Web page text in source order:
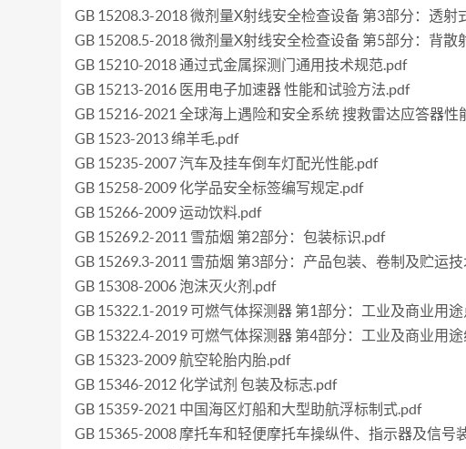
GB 15208.3-2018 微剂量X射线安全检查设备 第3部分：透射
GB 15208.5-2018 微剂量X射线安全检查设备 第5部分：背散
GB 15210-2018 通过式金属探测门通用技术规范.pdf
GB 15213-2016 医用电子加速器 性能和试验方法.pdf
GB 15216-2021 全球海上遇险和安全系统 搜救雷达应答器性
GB 1523-2013 绵羊毛.pdf
GB 15235-2007 汽车及挂车倒车灯配光性能.pdf
GB 15258-2009 化学品安全标签编写规定.pdf
GB 15266-2009 运动饮料.pdf
GB 15269.2-2011 雪茄烟 第2部分：包装标识.pdf
GB 15269.3-2011 雪茄烟 第3部分：产品包装、卷制及贮运
GB 15308-2006 泡沫灭火剂.pdf
GB 15322.1-2019 可燃气体探测器 第1部分：工业及商业用
GB 15322.4-2019 可燃气体探测器 第4部分：工业及商业用
GB 15323-2009 航空轮胎内胎.pdf
GB 15346-2012 化学试剂 包装及标志.pdf
GB 15359-2021 中国海区灯船和大型助航浮标制式.pdf
GB 15365-2008 摩托车和轻便摩托车操纵件、指示器及信号